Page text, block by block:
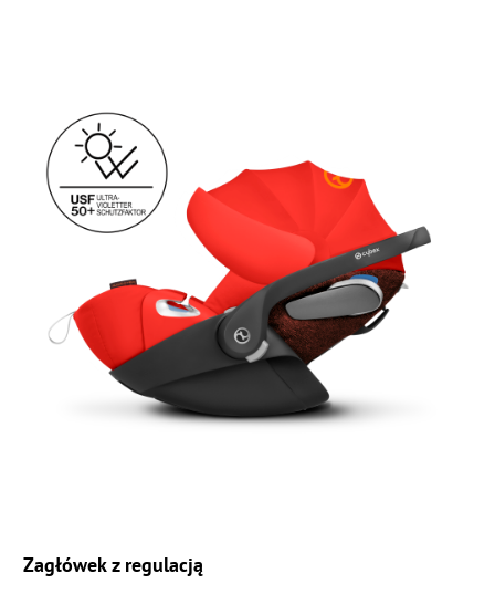
Zagłówek z regulacją